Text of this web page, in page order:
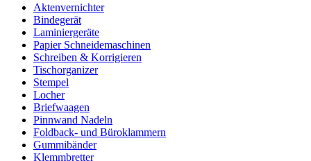
Aktenvernichter
Bindegerät
Laminiergeräte
Papier Schneidemaschinen
Schreiben & Korrigieren
Tischorganizer
Stempel
Locher
Briefwaagen
Pinnwand Nadeln
Foldback- und Büroklammern
Gummibänder
Klemmbretter